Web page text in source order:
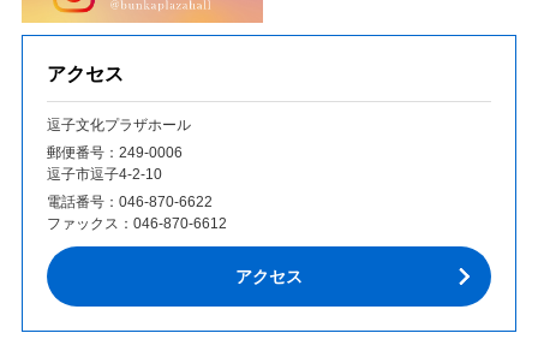
アクセス
逗子文化プラザホール
郵便番号：249‐0006
逗子市逗子4-2-10
電話番号： 046-870-6622
ファックス： 046-870-6612
アクセス